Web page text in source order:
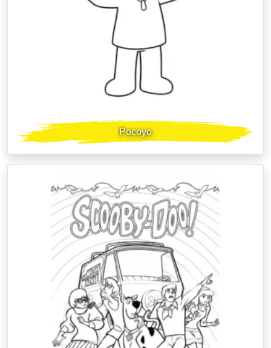
Pocoyo